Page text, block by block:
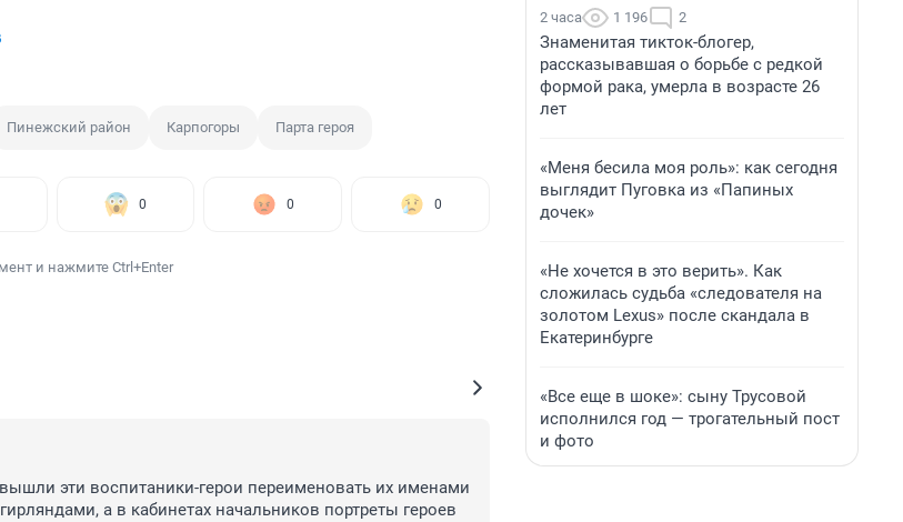
Пинежский район Карпогоры Парта героя
0 0 0
и нажмите Ctrl+Enter
эти воспитаники-герои переименовать их именами
а в кабинетах начальников портреты героев
2 часа 1 196 2
Знаменитая тикток-блогер,
рассказывавшая о борьбе с редкой
формой рака, умерла в возрасте 26
лет
«Меня бесила моя роль»: как сегодня
выглядит Пуговка из «Папиных
дочек»
«Не хочется в это верить». Как
сложилась судьба «следователя на
золотом Lexus» после скандала в
Екатеринбурге
«Все еще в шоке»: сыну Трусовой
исполнился год — трогательный пост
и фото